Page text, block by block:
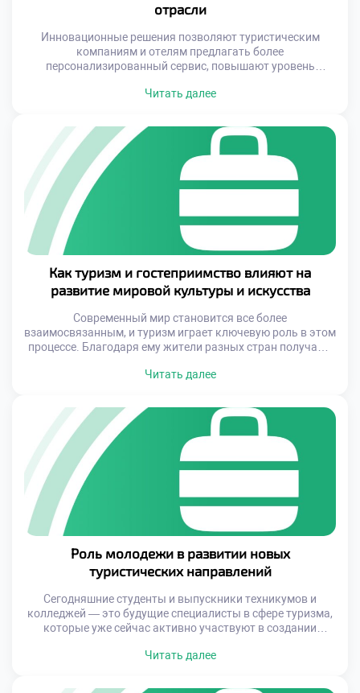
отрасли
Инновационные решения позволяют туристическим
компаниям и отелям предлагать более
персонализированный сервис, повышают уровень
управления. Это открывает новые горизонты как для
развиваться в этой области. Спрос на
квалифицированных сотрудников, разбирающихся в
современных технологиях, растет с каждым годом.
Освоение новых инструментов становится не просто […]
Читать далее
Как туризм и гостеприимство влияют на
развитие мировой культуры и искусства
Современный мир становится все более
взаимосвязанным, и туризм играет ключевую роль в этом
процессе. Благодаря ему жители разных стран получают
телевизора или страницы учебника. Культурное
путешественником, вдохновляет художников, дизайнеров,
музыкантов и писателей, стимулируя развитие новых
направлений в искусстве. В свою очередь,
гостеприимство выступает […]
Читать далее
Роль молодежи в развитии новых
туристических направлений
Сегодняшние студенты и выпускники техникумов и
колледжей — это будущие специалисты в сфере туризма,
которые уже сейчас активно участвуют в создании
в роли организаторов, блогеров, гидов и даже
классические экскурсии, но и необычные приключения,
Читать далее